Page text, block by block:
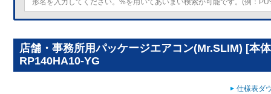
店舗・事務所用パッケージエアコン(Mr.SLIM) [本
RP140HA10-YG
仕様表ダ